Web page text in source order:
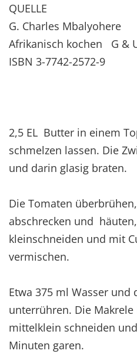
QUELLE
G. Charles Mbalyohere
Afrikanisch kochen G &
ISBN 3-7742-2572-9
2,5 EL Butter in einem
schmelzen lassen. Die
und darin glasig braten.
Die Tomaten
abschrecken und
kleinschneiden und mit
vermischen.
Etwa 375 ml Wasser und
unterrühren. Die
mittelklein schneiden
Minuten garen.